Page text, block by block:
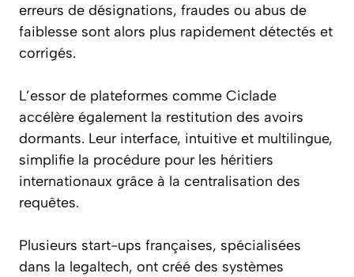
erreurs de désignations, fraudes ou abus de
faiblesse sont alors plus rapidement détectés et
corrigés.
L’essor de plateformes comme Ciclade
accélère également la restitution des avoirs
dormants. Leur interface, intuitive et multilingue,
simplifie la procédure pour les héritiers
internationaux grâce à la centralisation des
requêtes.
Plusieurs start-ups françaises, spécialisées
dans la legaltech, ont créé des systèmes